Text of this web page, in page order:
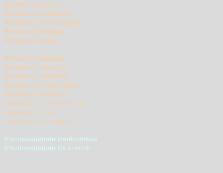
Reiturlaub Schweiz
Reiturlaub Frankreich
Reiturlaub Niederlande
Reiturlaub Belgien
Reiturlaub Polen
Reiturlaub Spanien
Reiturlaub Portugal
Reiturlaub Mallorca
Reiturlaub Gran Canaria
Reiturlaub Teneriffa
Reiturlaub Fuerteventura
Reiturlaub Ibiza
Reiturlaub Lanzarote
Pferdeangebote Deutschland
Pferdeangebote Österreich